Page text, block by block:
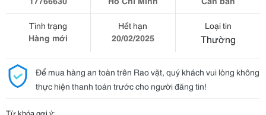
Tình trạng
Hàng mới
Hết hạn
20/02/2025
Loại tin
Thường
Để mua hàng an toàn trên Rao vặt, quý khách vui lòng không
thực hiện thanh toán trước cho người đăng tin!
Từ khóa gợi ý: